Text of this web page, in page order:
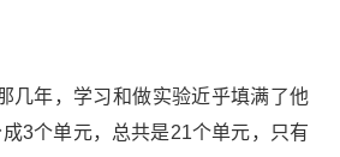
几年，学习和做实验近乎填满了他
3个单元，总共是21个单元，只有